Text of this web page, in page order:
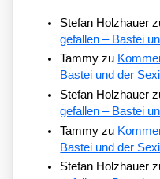
Stefan Holzhauer
gefallen – Bastei
Tammy zu
Bastei und der
Stefan Holzhauer
gefallen – Bastei
Tammy zu
Bastei und der
Stefan Holzhauer